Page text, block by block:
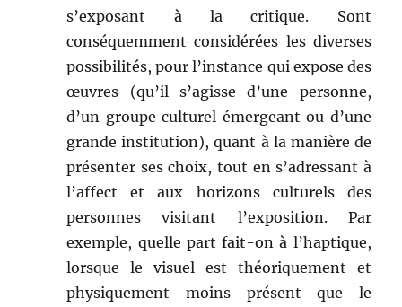
s’exposant à la critique. Sont
conséquemment considérées les diverses
possibilités, pour l’instance qui expose des
œuvres (qu’il s’agisse d’une personne,
d’un groupe culturel émergeant ou d’une
grande institution), quant à la manière de
présenter ses choix, tout en s’adressant à
l’affect et aux horizons culturels des
personnes visitant l’exposition. Par
exemple, quelle part fait-on à l’haptique,
lorsque le visuel est théoriquement et
physiquement moins présent que le